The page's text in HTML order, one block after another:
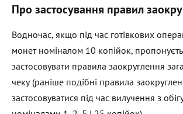
Про застосування правил
Водночас, якщо під час готівкових
монет номіналом 10 копійок,
застосовувати правила заокруглення
чеку (раніше подібні правила
застосовуватися під час вилучення з